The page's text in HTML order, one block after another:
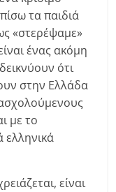
τα παιδιά
«στερέψαμε»
ένας ακόμη
ότι
στην Ελλάδα
με το
είναι